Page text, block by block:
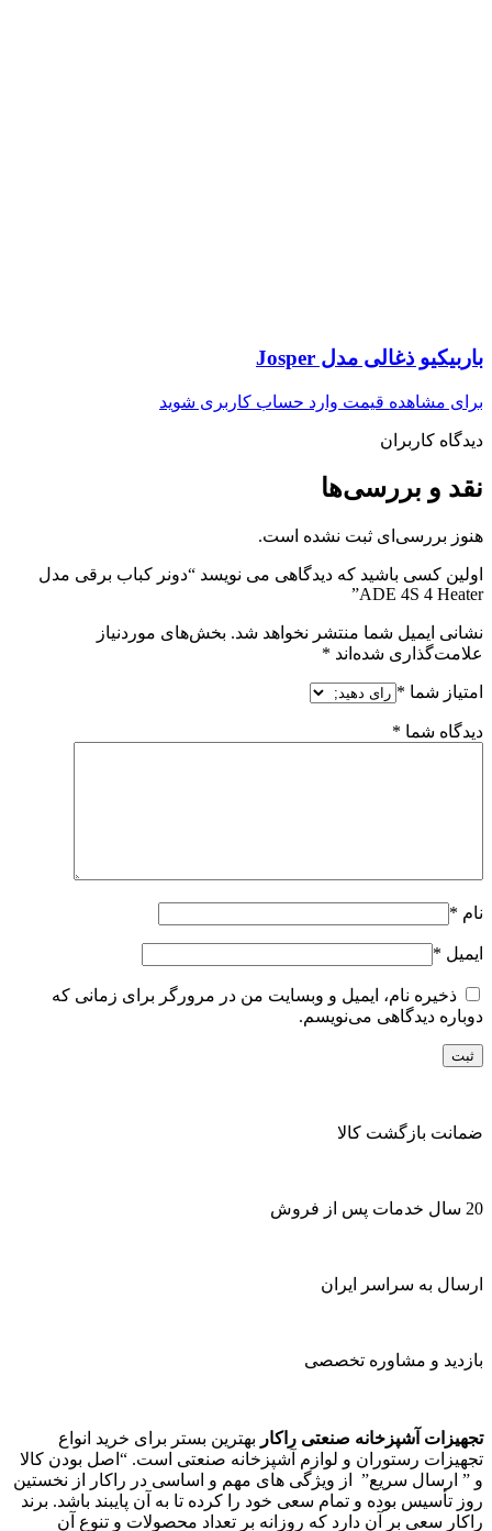
باربیکیو ذغالی مدل Josper
برای مشاهده قیمت وارد حساب کاربری شوید
دیدگاه کاربران
نقد و بررسی‌ها
هنوز بررسی‌ای ثبت نشده است.
اولین کسی باشید که دیدگاهی می نویسد “دونر کباب برقی مدل
ADE 4S 4 Heater”
نشانی ایمیل شما منتشر نخواهد شد. بخش‌های موردنیاز
علامت‌گذاری شده‌اند *
امتیاز شما *
دیدگاه شما *
نام *
ایمیل *
ذخیره نام، ایمیل و وبسایت من در مرورگر برای زمانی که
دوباره دیدگاهی می‌نویسم.
ضمانت بازگشت کالا
20 سال خدمات پس از فروش
ارسال به سراسر ایران
بازدید و مشاوره تخصصی
تجهیزات آشپزخانه صنعتی راکار بهترین بستر برای خرید انواع
تجهیزات رستوران و لوازم آشپزخانه صنعتی است. “اصل بودن کالا
و ” ارسال سریع” از ویژگی های مهم و اساسی در راکار از نخستین
روز تأسیس بوده و تمام سعی خود را کرده تا به آن پایبند باشد. برند
راکار سعی بر آن دارد که روزانه بر تعداد محصولات و تنوع آن